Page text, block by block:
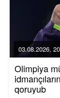
03.08.2026,
Olimpiya
qoruyub